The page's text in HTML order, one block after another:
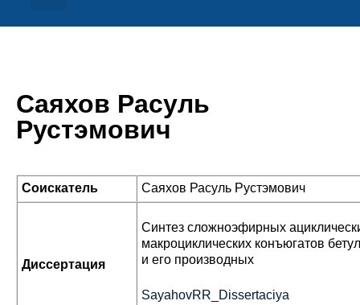
Саяхов Расуль
Рустэмович
Соискатель Саяхов Расуль Рустэмович
Диссертация
Синтез сложноэфирных
макроциклических конъюгатов
и его производных
SayahovRR_Dissertaciya